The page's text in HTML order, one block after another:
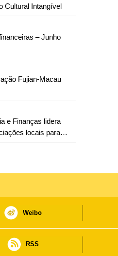
Cultural Intangível
– Junho
Fujian-Macau
e Finanças lidera
locais para
os trabalhos
Weibo
RSS